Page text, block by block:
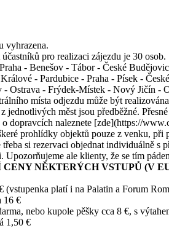
vyhrazena.
pro realizaci zájezdu je 30 osob.
- Benešov - Tábor - České
- Pardubice - Praha - Písek -
- Ostrava - Frýdek-Místek - Nový Jičín -
místa odjezdu může být
jednotlivých měst jsou předběžné.
dopravcích naleznete [zde](https://
prohlídky objektů pouze z venku, při
si rezervaci objednat individuálně s
Upozorňujeme ale klienty, že se tím
NĚKTERÝCH VSTUPŮ (V
(vstupenka platí i na Palatin a Forum
16 €
nebo kupole pěšky cca 8 €, s
1,50 €